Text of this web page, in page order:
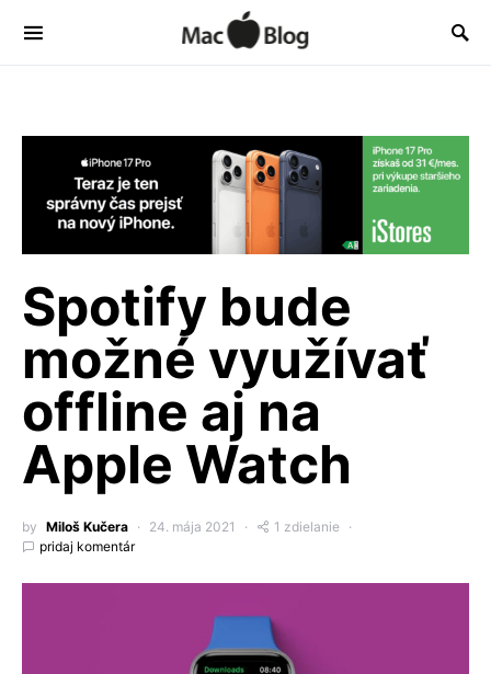
Spotify bude
možné využívať
offline aj na
Apple Watch
by Miloš Kučera 24. mája 2021
1 zdielanie
pridaj komentár